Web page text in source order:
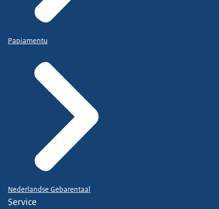
Papiamentu
Nederlandse Gebarentaal
Service